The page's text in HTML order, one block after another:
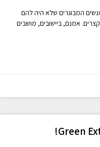
המבוגרים שלא היה להם
אמנם, ביישובים, מושבים